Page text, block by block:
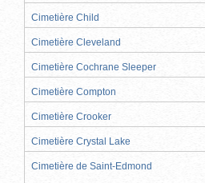
Cimetière Child
Cimetière Cleveland
Cimetière Cochrane Sleeper
Cimetière Compton
Cimetière Crooker
Cimetière Crystal Lake
Cimetière de Saint-Edmond